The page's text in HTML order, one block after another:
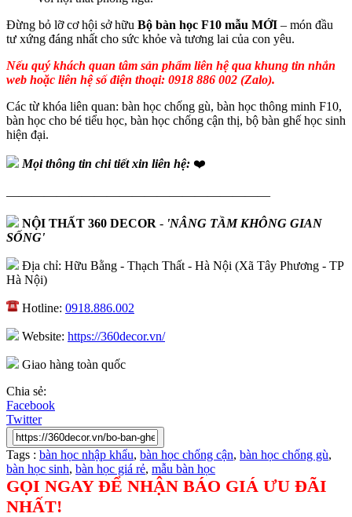
Đừng bỏ lỡ cơ hội sở hữu Bộ bàn học F10 mẫu MỚI – món đầu
tư xứng đáng nhất cho sức khỏe và tương lai của con yêu.
Nếu quý khách quan tâm sản phẩm liên hệ qua khung tin nhắn
web hoặc liên hệ số điện thoại: 0918 886 002 (Zalo).
Các từ khóa liên quan: bàn học chống gù, bàn học thông minh F10,
bàn học cho bé tiểu học, bàn học chống cận thị, bộ bàn ghế học sinh
hiện đại.
Mọi thông tin chi tiết xin liên hệ: ❤️
—————————————————————
NỘI THẤT 360 DECOR - 'NÂNG TẦM KHÔNG GIAN
SỐNG'
Địa chỉ: Hữu Bằng - Thạch Thất - Hà Nội (Xã Tây Phương - TP
Hà Nội)
Hotline: 0918.886.002
Website: https://360decor.vn/
Giao hàng toàn quốc
Chia sẻ:
Facebook
Twitter
Tags : bàn học nhập khẩu, bàn học chống cận, bàn học chống gù,
bàn học sinh, bàn học giá rẻ, mẫu bàn học
GỌI NGAY ĐỂ NHẬN BÁO GIÁ ƯU ĐÃI
NHẤT!